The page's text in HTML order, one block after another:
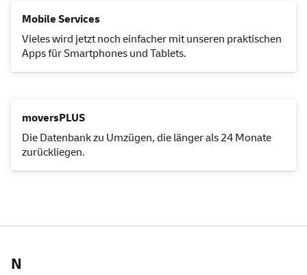
Mobile Services
Vieles wird jetzt noch einfacher mit unseren praktischen
AppsfürSmartphones und Tablets.
moversPLUS
Die Datenbank zu Umzügen, die länger als 24 Monate
zurückliegen.
N